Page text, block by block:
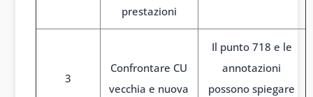
prestazioni
3
Confrontare CU
vecchia e nuova
Il punto 718 e le
annotazioni
possono spiegare